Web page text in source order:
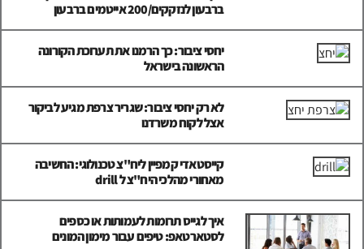
ברבעון לנזקקים/200 אייטמים ברבעון
יחסי ציבור: כך הרמנו את תערוכת הקורונה
הראשונה בישראל
לא רק יחסי ציבור: שגריר צרפת מגיע לביקור
אצל לקוח משרדנו
קייסטאדי קמפיין ליח"צ טכנולוגי: החשיבה
מאחורי מהלכי היח"צ ל drill
איך לגייס תרומות לעמותות או כספים
לסטארטאפ: טיפים עבור מימון המונים